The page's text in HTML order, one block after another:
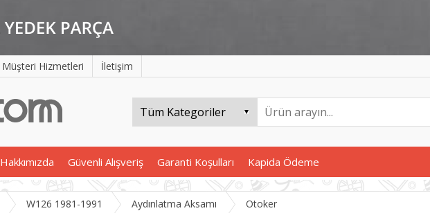
Müşteri Hizmetleri İletişim
Hakkımızda Güvenli Alışveriş Garanti Koşulları Kapida Ödeme
W126 1981-1991 Aydınlatma Aksamı Otoker